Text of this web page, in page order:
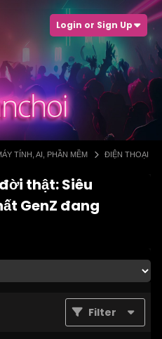
Login or Sign Up
TÍNH, AI, PHẦN MỀM ĐIỆN THOẠI
thật: Siêu
GenZ đang
Filter